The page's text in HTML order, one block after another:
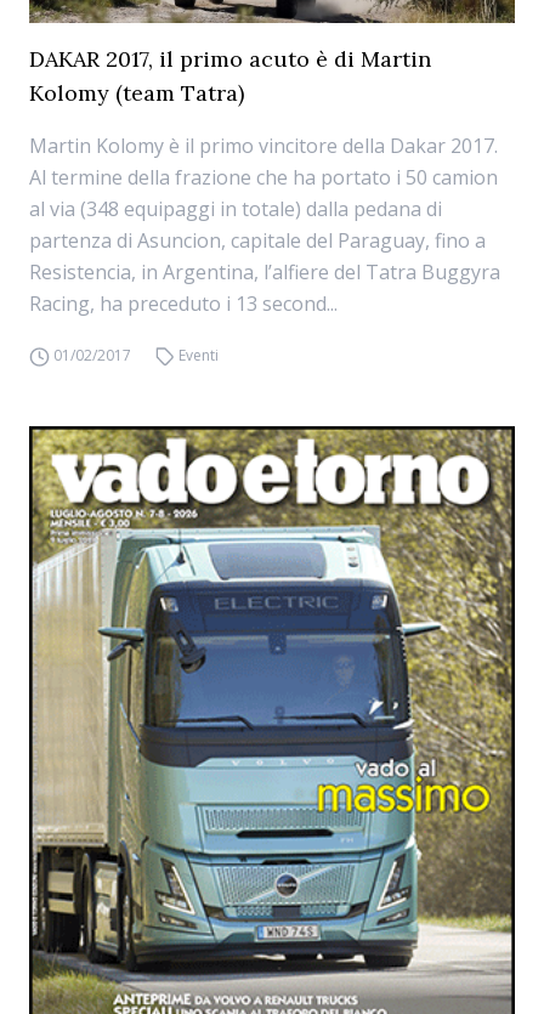
DAKAR 2017, il primo acuto è di Martin
Kolomy (team Tatra)
Martin Kolomy è il primo vincitore della Dakar 2017.
Al termine della frazione che ha portato i 50 camion
al via (348 equipaggi in totale) dalla pedana di
partenza di Asuncion, capitale del Paraguay, fino a
Resistencia, in Argentina, l’alfiere del Tatra Buggyra
Racing, ha preceduto i 13 second...
01/02/2017 Eventi